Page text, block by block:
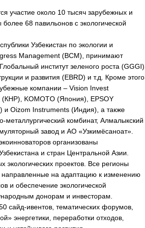
участие около 10 тысяч зарубежных и
68 павильонов с экологической
Узбекистан по экологии и
Management (BCM), принимают
институт зеленого роста (GGGI),
и развития (EBRD) и т.д. Кроме этого
компании – Vision Invest
KOMOTO (Япония), EPSOY
Oizom Instruments (Индия), а также
комбинат, Алмалыкский
завод и АО «Узкимёсаноат».
организованы
и стран Центральной Азии.
проектов. Все регионы
направленные на адаптацию к изменению
и обеспечение экологической
донорам и инвесторам.
сайд-ивентов, тематических форумов,
энергетики, переработки отходов,